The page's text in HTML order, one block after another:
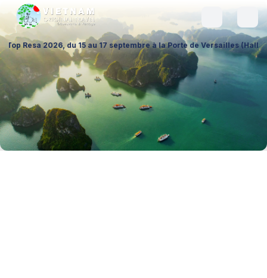
15 au 17 septembre à la Porte de Versailles (Hall 1 – Stand